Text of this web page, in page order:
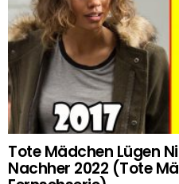
Tote Mädchen Lügen
Nachher 2022 (Tote